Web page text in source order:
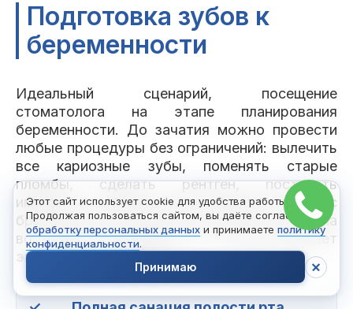
Подготовка зубов к
беременности
Идеальный сценарий, посещение
стоматолога на этапе планирования
беременности. До зачатия можно провести
любые процедуры без ограничений: вылечить
все кариозные зубы, поменять старые
пломбы, сделать рентген, поставить
импланты, отбелить зубы, исправить прикус
брекетами. Это снимает нагрузку с организма
во время беременности и предотвращает
экстренные ситуации.
Этот сайт использует cookie для удобства работы.
Продолжая пользоваться сайтом, вы даёте согласие на
обработку персональных данных и принимаете политику
конфиденциальности.
Принимаю